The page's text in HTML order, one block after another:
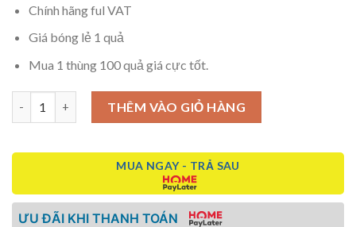
là:
58.000 ₫.
55.000 ₫.
Chính hãng ful VAT
Giá bóng lẻ 1 quả
Mua 1 thùng 100 quả giá cực tốt.
Bóng JOOLA HC-40 chính hãng số lượng
THÊM VÀO GIỎ HÀNG
MUA NGAY - TRẢ SAU
ƯU ĐÃI KHI THANH TOÁN